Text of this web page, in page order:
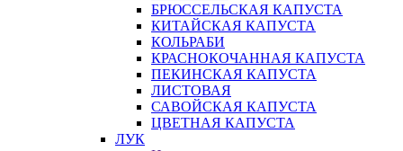
БРЮССЕЛЬСКАЯ КАПУСТА
КИТАЙСКАЯ КАПУСТА
КОЛЬРАБИ
КРАСНОКОЧАННАЯ КАПУСТА
ПЕКИНСКАЯ КАПУСТА
ЛИСТОВАЯ
САВОЙСКАЯ КАПУСТА
ЦВЕТНАЯ КАПУСТА
ЛУК